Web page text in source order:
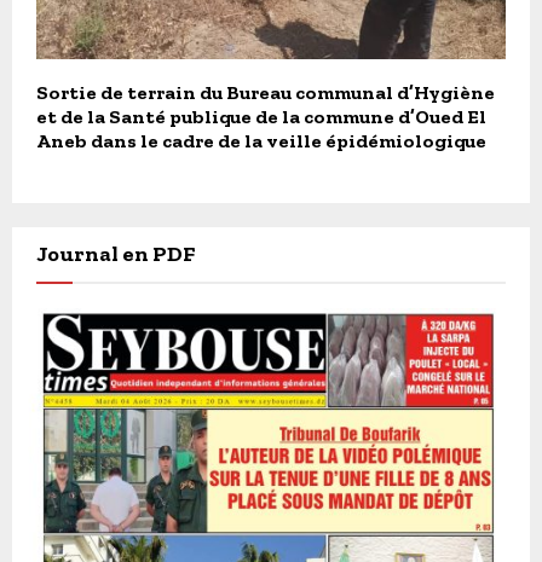
Sortie de terrain du Bureau communal d’Hygiène
et de la Santé publique de la commune d’Oued El
Aneb dans le cadre de la veille épidémiologique
Journal en PDF